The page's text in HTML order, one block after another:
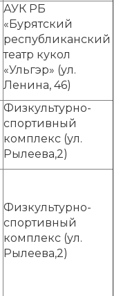
АУК РБ
«Бурятский
республиканский
театр кукол
«Ульгэр» (ул.
Ленина, 46)
Физкультурно-
спортивный
комплекс (ул.
Рылеева,2)
Физкультурно-
спортивный
комплекс (ул.
Рылеева,2)